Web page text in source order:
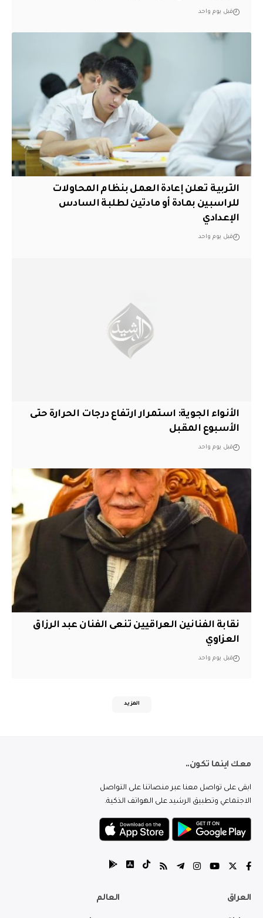
قبل يوم واحد
التربية تعلن إعادة العمل بنظام المحاولات
للراسبين بمادة أو مادتين لطلبة السادس
الإعدادي
قبل يوم واحد
الأنواء الجوية: استمرار ارتفاع درجات الحرارة حتى
الأسبوع المقبل
قبل يوم واحد
نقابة الفنانين العراقيين تنعى الفنان عبد الرزاق
العزاوي
قبل يوم واحد
المزيد
معك اينما تكون..
ابقى على تواصل معنا عبر منصاتنا على التواصل
الاجتماعي وتطبيق الرشيد على الهواتف الذكية.
العراق العالم